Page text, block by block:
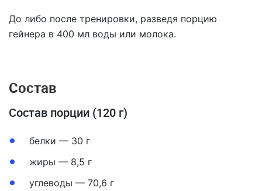
До либо после тренировки, разведя порцию
гейнера в 400 мл воды или молока.
Состав
Состав порции (120 г)
белки — 30 г
жиры — 8,5 г
углеводы — 70,6 г